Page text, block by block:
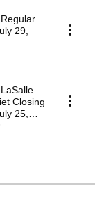
29,
Closing
25,